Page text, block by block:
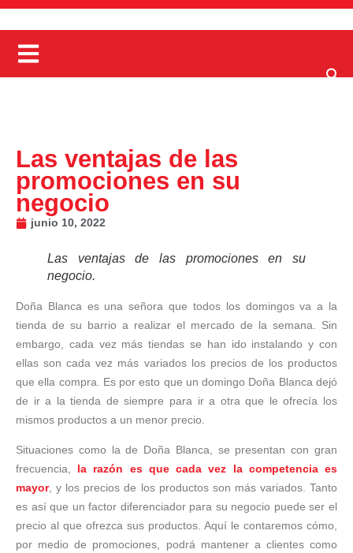
Las ventajas de las
promociones en su
negocio
junio 10, 2022
Las ventajas de las promociones en su
negocio.
Doña Blanca es una señora que todos los domingos va a la
tienda de su barrio a realizar el mercado de la semana. Sin
embargo, cada vez más tiendas se han ido instalando y con
ellas son cada vez más variados los precios de los productos
que ella compra. Es por esto que un domingo Doña Blanca dejó
de ir a la tienda de siempre para ir a otra que le ofrecía los
mismos productos a un menor precio.
Situaciones como la de Doña Blanca, se presentan con gran
frecuencia, la razón es que cada vez la competencia es
mayor, y los precios de los productos son más variados. Tanto
es así que un factor diferenciador para su negocio puede ser el
precio al que ofrezca sus productos. Aquí le contaremos cómo,
por medio de promociones, podrá mantener a clientes como